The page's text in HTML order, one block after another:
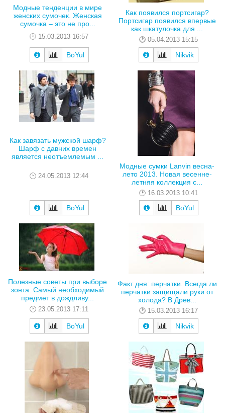
Модные тенденции в мире
женских сумочек. Женская
сумочка – это не про...
15.03.2013 16:57
BoYul
Как появился портсигар?
Портсигар появился впервые
как шкатулочка для ...
05.04.2013 15:15
Nikvik
Как завязать мужской шарф?
Шарф с давних времен
является неотъемлемым ...
24.05.2013 12:44
BoYul
Модные сумки Lanvin весна-
лето 2013. Новая весенне-
летняя коллекция с...
16.03.2013 10:41
BoYul
Полезные советы при выборе
зонта. Самый необходимый
предмет в дождливу...
23.05.2013 17:11
BoYul
Факт дня: перчатки. Всегда ли
перчатки защищали руки от
холода? В Древ...
15.03.2013 16:17
Nikvik